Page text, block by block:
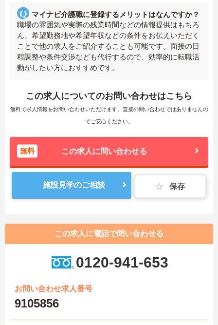
マイナビ介護職に登録するメリットはなんですか？
職場の雰囲気や実際の残業時間などの情報提供はもちろ
ん、希望勤務地や希望年収などの条件をお伝えいただく
ことで他の求人をご紹介することも可能です。面接の日
程調整や条件交渉なども代行するので、効率的に転職活
動がしたい方におすすめです。
この求人についてのお問い合わせはこちら
無料で求人情報をお問い合わせいただけます。直接の問い合わせではありませんの
でご安心ください。
無料 この求人に問い合わせる
施設見学のご相談 保存
この求人に電話で問い合わせる
0120-941-653
お問い合わせ求人番号
9105856